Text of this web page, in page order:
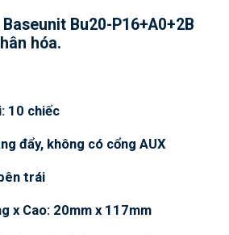
Bu20-P16+A0+2B
hóa.
10 chiếc
đẩy, không có cổng AUX
trái
x Cao: 20mm x 117mm